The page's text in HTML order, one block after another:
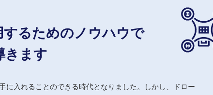
するためのノウハウで
きます
に入れることのできる時代となりました。しかし、ドロー